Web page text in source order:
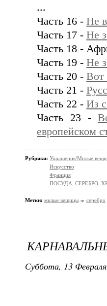
...
Часть 16 - Не
Часть 17 - Не
Часть 18 -
Часть 19 - Не
Часть 20 - Вот
Часть 21 -
Часть 22 - Из
Часть 23 -
европейском
Рубрики: Украшения/Милые
Искусство
Франция
ПОСУДА, СЕРЕБРО,
Метки: милые вещицы серебро
Суббота, 13